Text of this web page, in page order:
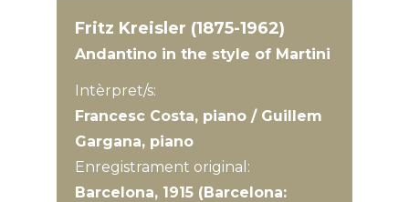
Fritz Kreisler (1875-1962)
Andantino in the style of Martini
Intèrpret/s:
Francesc Costa, piano / Guillem
Gargana, piano
Enregistrament original:
Barcelona, 1915 (Barcelona: